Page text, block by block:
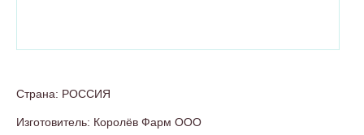
Страна: РОССИЯ
Изготовитель: Королёв Фарм ООО